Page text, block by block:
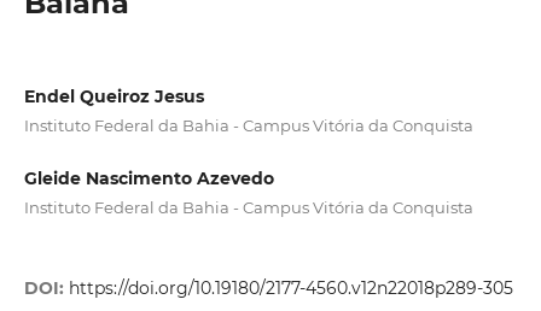
Endel Queiroz Jesus
Instituto Federal da Bahia - Campus Vitória da Conquista
Gleide Nascimento Azevedo
Instituto Federal da Bahia - Campus Vitória da Conquista
DOI: https://doi.org/10.19180/2177-4560.v12n22018p289-305